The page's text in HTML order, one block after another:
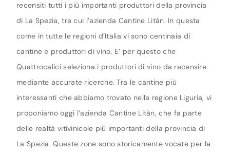
recensiti tutti i più importanti produttori della provincia
di La Spezia, tra cui l’azienda Cantine Litàn. In questa
come in tutte le regioni d’Italia vi sono centinaia di
cantine e produttori di vino. E’ per questo che
Quattrocalici seleziona i produttori di vino da recensire
mediante accurate ricerche. Tra le cantine più
interessanti che abbiamo trovato nella regione Liguria, vi
proponiamo oggi l’azienda Cantine Litàn, che fa parte
delle realtà vitivinicole più importanti della provincia di
La Spezia. Queste zone sono storicamente vocate per la